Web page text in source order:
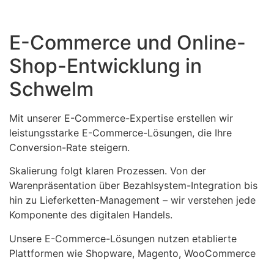
E-Commerce und Online-
Shop-Entwicklung in
Schwelm
Mit unserer E-Commerce-Expertise erstellen wir
leistungsstarke E-Commerce-Lösungen, die Ihre
Conversion-Rate steigern.
Skalierung folgt klaren Prozessen. Von der
Warenpräsentation über Bezahlsystem-Integration bis
hin zu Lieferketten-Management – wir verstehen jede
Komponente des digitalen Handels.
Unsere E-Commerce-Lösungen nutzen etablierte
Plattformen wie Shopware, Magento, WooCommerce